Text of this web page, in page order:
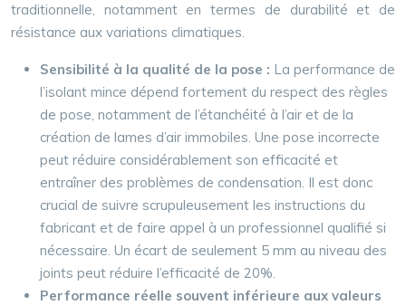
traditionnelle, notamment en termes de durabilité et de
résistance aux variations climatiques.
Sensibilité à la qualité de la pose : La performance de
l’isolant mince dépend fortement du respect des règles
de pose, notamment de l’étanchéité à l’air et de la
création de lames d’air immobiles. Une pose incorrecte
peut réduire considérablement son efficacité et
entraîner des problèmes de condensation. Il est donc
crucial de suivre scrupuleusement les instructions du
fabricant et de faire appel à un professionnel qualifié si
nécessaire. Un écart de seulement 5 mm au niveau des
joints peut réduire l’efficacité de 20%.
Performance réelle souvent inférieure aux valeurs